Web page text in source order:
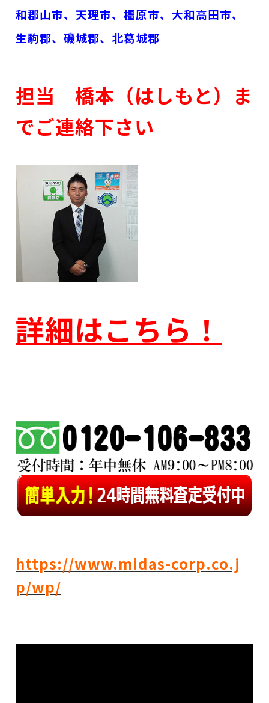
和郡山市、天理市、橿原市、大和高田市、
生駒郡、磯城郡、北葛城郡
担当 橋本（はしもと）ま
でご連絡下さい
詳細はこちら！
https://www.midas-corp.co.j
p/wp/